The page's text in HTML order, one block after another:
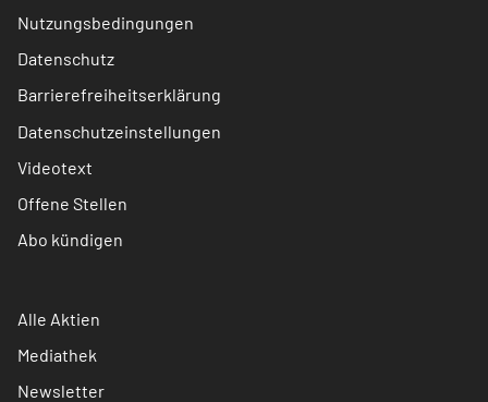
Nutzungsbedingungen
Datenschutz
Barrierefreiheitserklärung
Datenschutzeinstellungen
Videotext
Offene Stellen
Abo kündigen
Alle Aktien
Mediathek
Newsletter